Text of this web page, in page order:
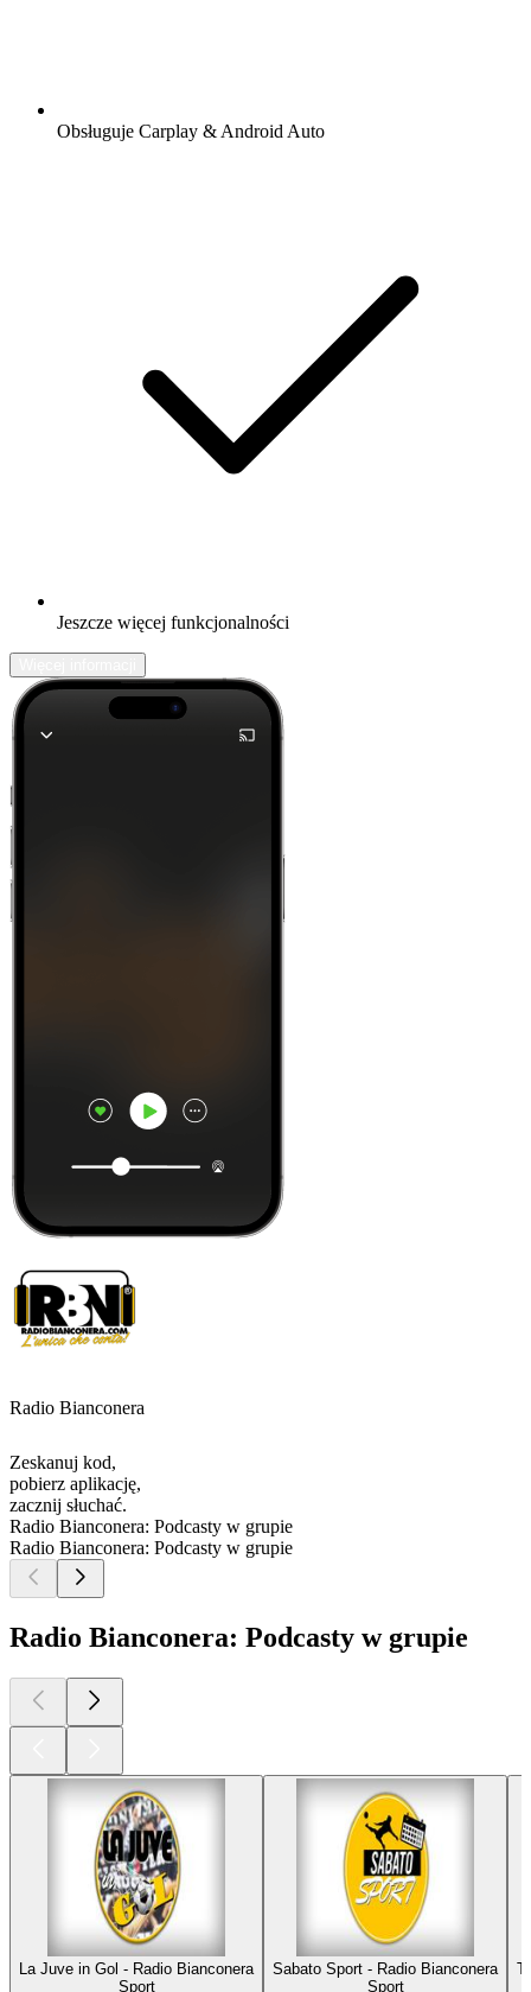
Obsługuje Carplay & Android Auto
Jeszcze więcej funkcjonalności
Radio Bianconera
Zeskanuj kod,
pobierz aplikację,
zacznij słuchać.
Radio Bianconera: Podcasty w grupie
Radio Bianconera: Podcasty w grupie
Radio Bianconera: Podcasty w grupie
La Juve in Gol - Radio Bianconera
Sport
Sabato Sport - Radio Bianconera
Sport